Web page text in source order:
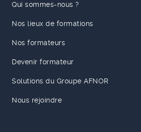
Qui sommes-nous ?
Nos lieux de formations
Nos formateurs
Devenir formateur
Solutions du Groupe AFNOR
Nous rejoindre